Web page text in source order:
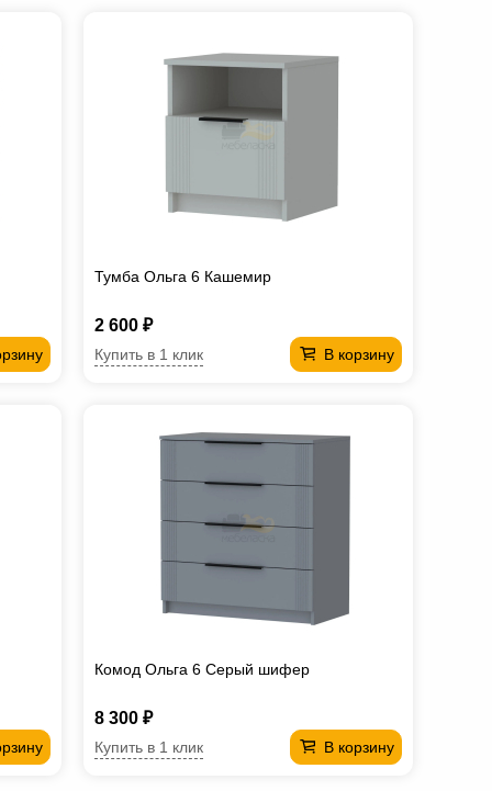
Тумба Ольга 6 Кашемир
2 600 ₽
В корзину
Купить в 1 клик
Комод Ольга 6 Серый шифер
8 300 ₽
В корзину
Купить в 1 клик